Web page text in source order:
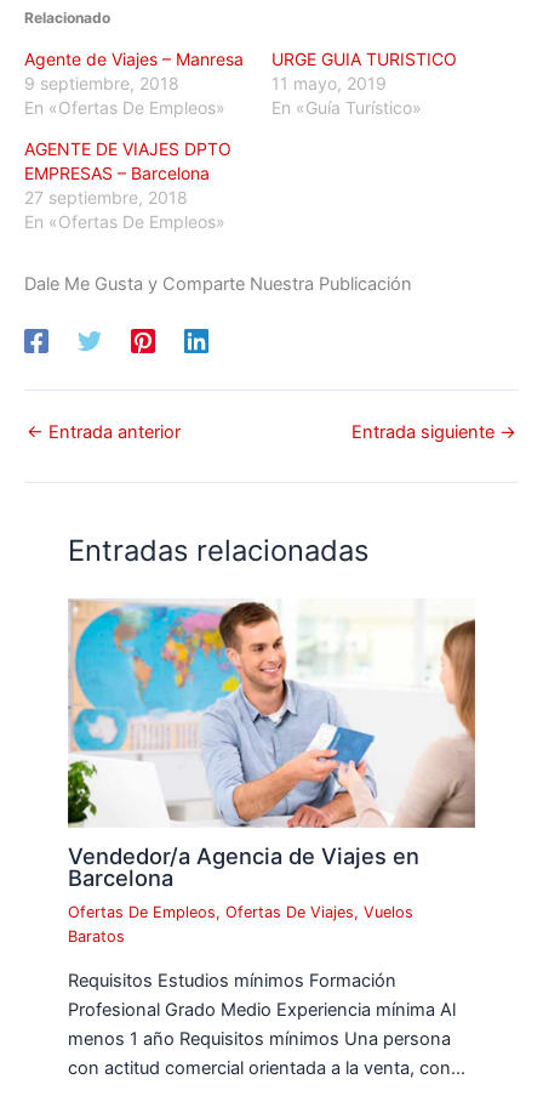
Relacionado
Agente de Viajes – Manresa
9 septiembre, 2018
En «Ofertas De Empleos»
URGE GUIA TURISTICO
11 mayo, 2019
En «Guía Turístico»
AGENTE DE VIAJES DPTO
EMPRESAS – Barcelona
27 septiembre, 2018
En «Ofertas De Empleos»
Dale Me Gusta y Comparte Nuestra Publicación
← Entrada anterior Entrada siguiente →
Entradas relacionadas
Vendedor/a Agencia de Viajes en
Barcelona
Ofertas De Empleos,Ofertas De Viajes,Vuelos
Baratos
Requisitos Estudios mínimos Formación
Profesional Grado Medio Experiencia mínima Al
menos 1 año Requisitos mínimos Una persona
con actitud comercial orientada a la venta, con…